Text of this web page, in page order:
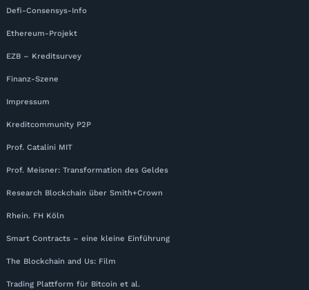
Defi-Consensys-Info
Ethereum-Projekt
EZB – Kreditsurvey
Finanz-Szene
Impressum
Kreditcommunity P2P
Prof. Catalini MIT
Prof. Meisner: Transformation des Geldes
Research Blockchain über Smith+Crown
Rhein. FH Köln
Smart Contracts – eine kleine Einführung
The Blockchain and Us: Film
Trading Plattform für Bitcoin et al.